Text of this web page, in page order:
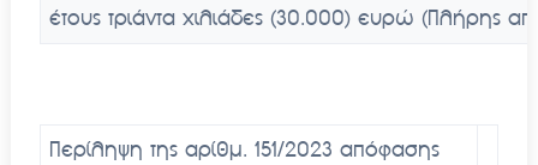
έτους τριάντα χιλιάδες (30.000) ευρώ (Πλήρης
Περίληψη της αρίθμ. 151/2023 απόφασης